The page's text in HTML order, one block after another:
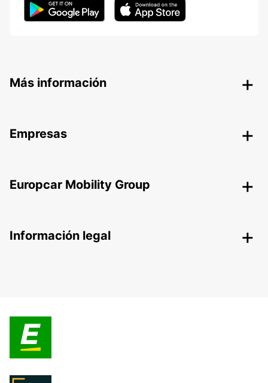
Más información
Empresas
Europcar Mobility Group
Información legal